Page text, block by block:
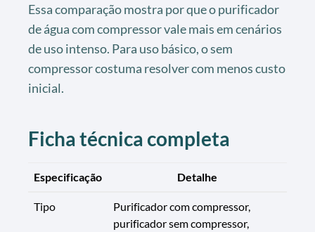
Essa comparação mostra por que o purificador
de água com compressor vale mais em cenários
de uso intenso. Para uso básico, o sem
compressor costuma resolver com menos custo
inicial.
Ficha técnica completa
Especificação Detalhe
Tipo
Purificador com compressor,
purificador sem compressor,